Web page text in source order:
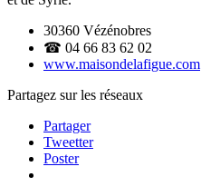
30360 Vézénobres
☎ 04 66 83 62 02
www.maisondelafigue.com
Partagez sur les réseaux
Partager
Tweetter
Poster